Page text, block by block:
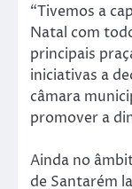
“Tivemos a
Natal com
principais
iniciativas a
câmara
promover a
Ainda no
de Santarém